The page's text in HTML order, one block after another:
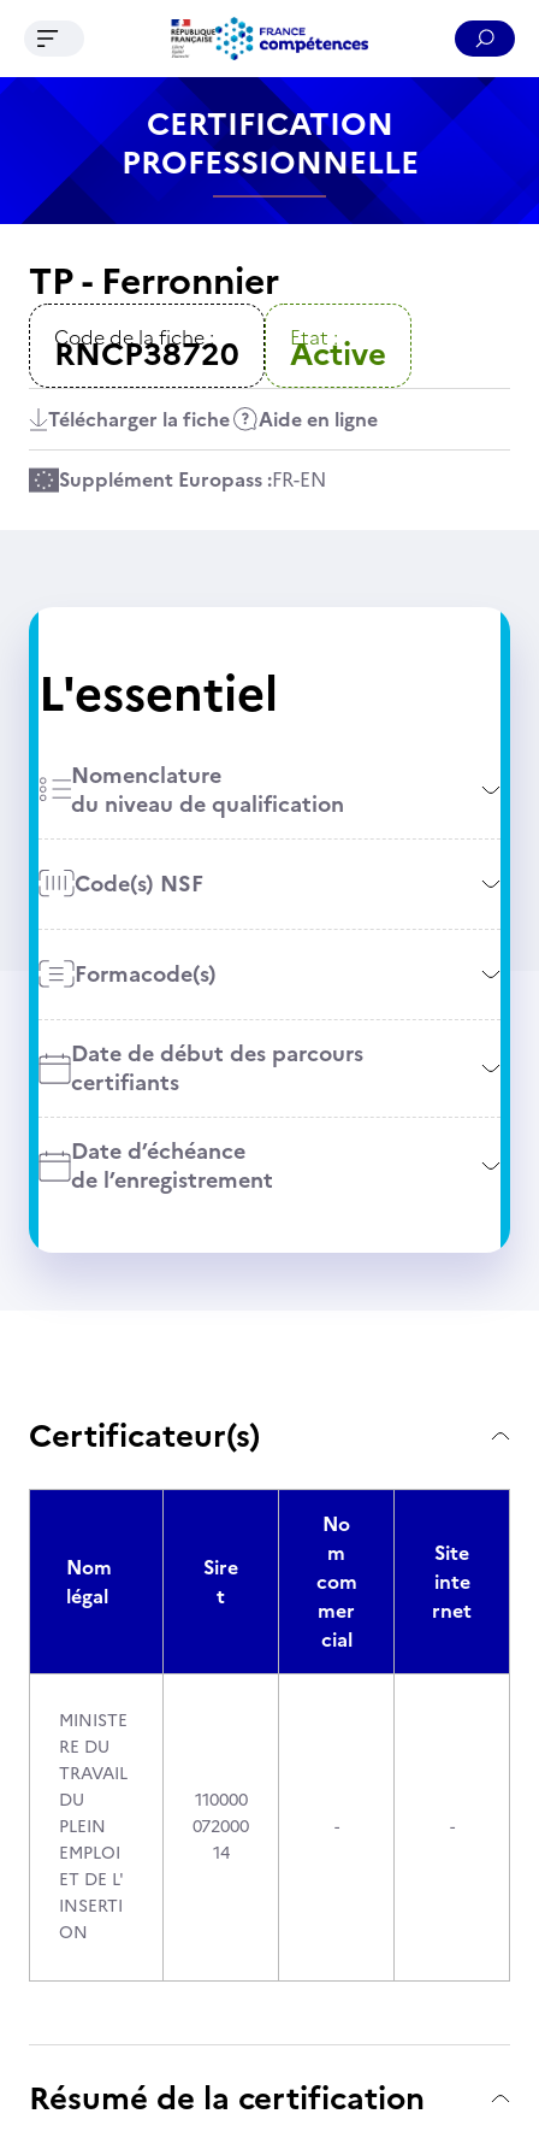
Contenu Recherche Menu Pied de page
Ouvrir le menu de navigation
CERTIFICATION
PROFESSIONNELLE
TP - Ferronnier
Code de la fiche :
RNCP38720 Etat :
Active
Télécharger la fiche Aide en ligne
Supplément Europass :FR-EN
L'essentiel
Nomenclature
du niveau de qualification
Code(s) NSF
Formacode(s)
Date de début des parcours
certifiants
Date d’échéance
de l’enregistrement
Certificateur(s)
Nom
légal
Sire
t
No
m
com
mer
cial
Site
inte
rnet
MINISTE
RE DU
TRAVAIL
DU
PLEIN
EMPLOI
ET DE L'
INSERTI
ON
110000
072000
14
- -
Résumé de la certification